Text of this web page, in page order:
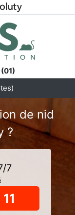
de nid
?
7